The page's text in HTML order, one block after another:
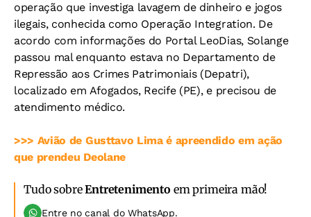
operação que investiga lavagem de dinheiro e jogos
ilegais, conhecida como Operação Integration. De
acordo com informações do Portal LeoDias, Solange
passou mal enquanto estava no Departamento de
Repressão aos Crimes Patrimoniais (Depatri),
localizado em Afogados, Recife (PE), e precisou de
atendimento médico.
>>> Avião de Gusttavo Lima é apreendido em ação
que prendeu Deolane
Tudo sobreEntretenimento em primeira mão!
Entre no canal do WhatsApp.